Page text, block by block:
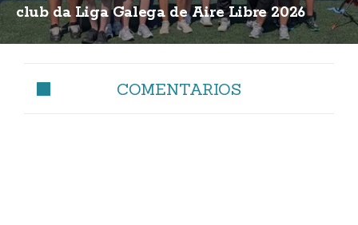
club da Liga Galega de Aire Libre 2026
COMENTARIOS